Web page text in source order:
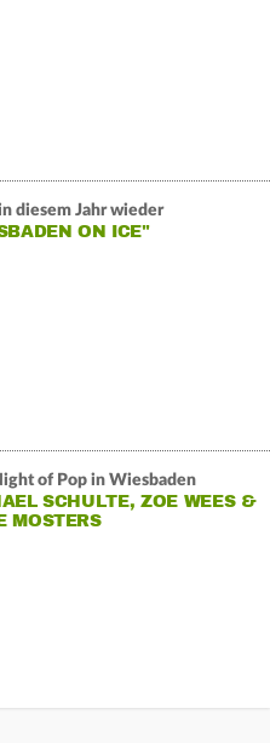
diesem Jahr wieder
ON ICE"
of Pop in Wiesbaden
SCHULTE, ZOE WEES &
MOSTERS